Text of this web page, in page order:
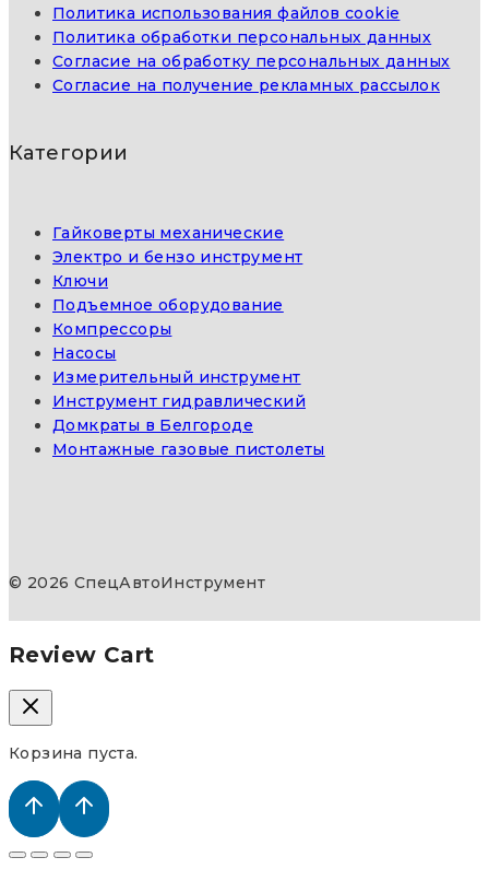
Политика использования файлов cookie
Политика обработки персональных данных
Согласие на обработку персональных данных
Согласие на получение рекламных рассылок
Категории
Гайковерты механические
Электро и бензо инструмент
Ключи
Подъемное оборудование
Компрессоры
Насосы
Измерительный инструмент
Инструмент гидравлический
Домкраты в Белгороде
Монтажные газовые пистолеты
© 2026 СпецАвтоИнструмент
Review Cart
Корзина пуста.